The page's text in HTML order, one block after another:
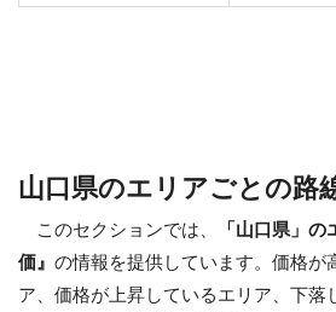
山口県のエリアごとの路
このセクションでは、
「山口県」
価』 の情報を提供しています。価格が
ア、価格が上昇しているエリア、下落